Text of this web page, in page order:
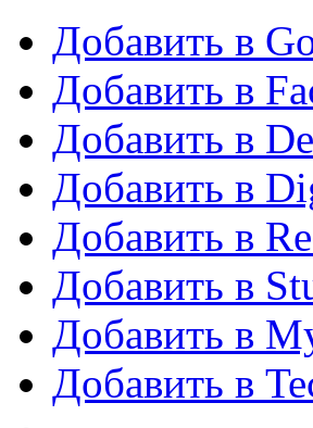
Добавить в
Добавить в
Добавить в
Добавить в
Добавить в
Добавить в
Добавить в
Добавить в